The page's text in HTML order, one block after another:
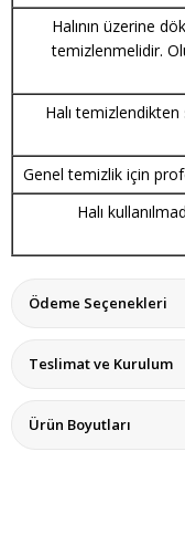
Halının üzerine
temizlenmelidir.
Halı temizlendikten
Genel temizlik için
Halı
Ödeme Seçenekleri
Teslimat ve Kurulum
Ürün Boyutları